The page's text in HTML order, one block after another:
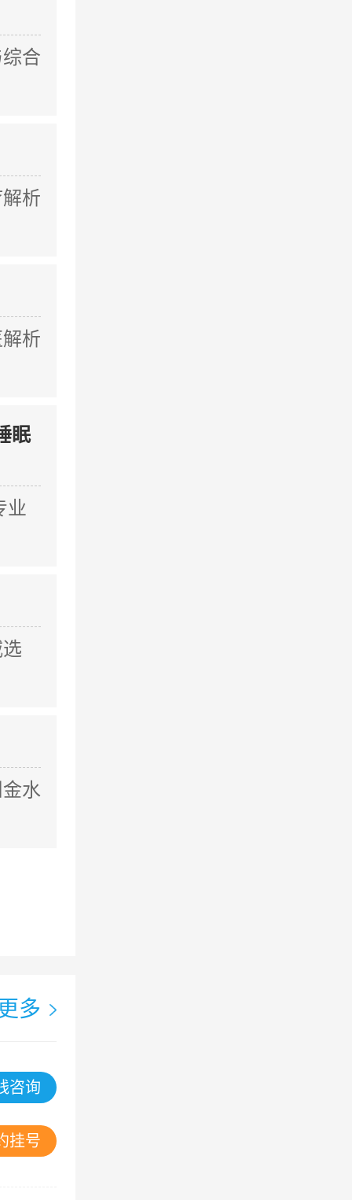
合
析
析
眠
业
水
多
咨询
挂号